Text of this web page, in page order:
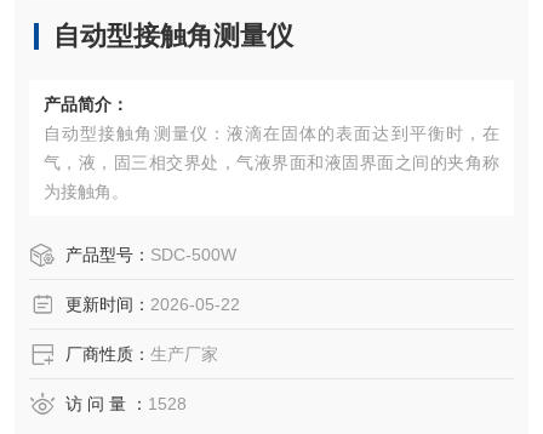
自动型接触角测量仪
产品简介：
自动型接触角测量仪：液滴在固体的表面达到平衡时，在
气，液，固三相交界处，气液界面和液固界面之间的夹角称
为接触角。
产品型号： SDC-500W
更新时间： 2026-05-22
厂商性质： 生产厂家
访 问 量 ： 1528